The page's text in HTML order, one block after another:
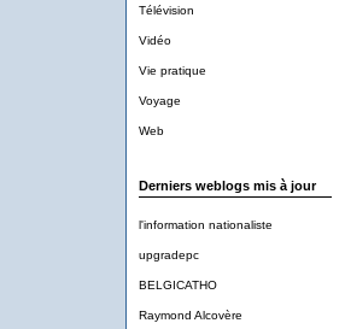
Télévision
Vidéo
Vie pratique
Voyage
Web
Derniers weblogs mis à jour
l'information nationaliste
upgradepc
BELGICATHO
Raymond Alcovère